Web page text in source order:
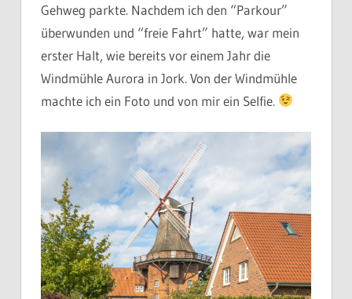
Gehweg parkte. Nachdem ich den “Parkour”
überwunden und “freie Fahrt” hatte, war mein
erster Halt, wie bereits vor einem Jahr die
Windmühle Aurora in Jork. Von der Windmühle
machte ich ein Foto und von mir ein Selfie.